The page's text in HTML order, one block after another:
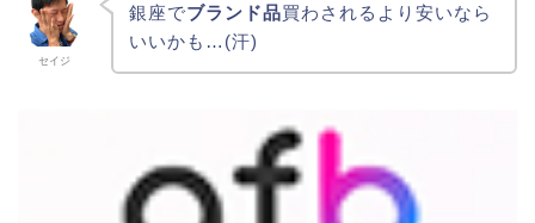
セイジ
銀座でブランド品買わされるより安いなら
いいかも…(汗)